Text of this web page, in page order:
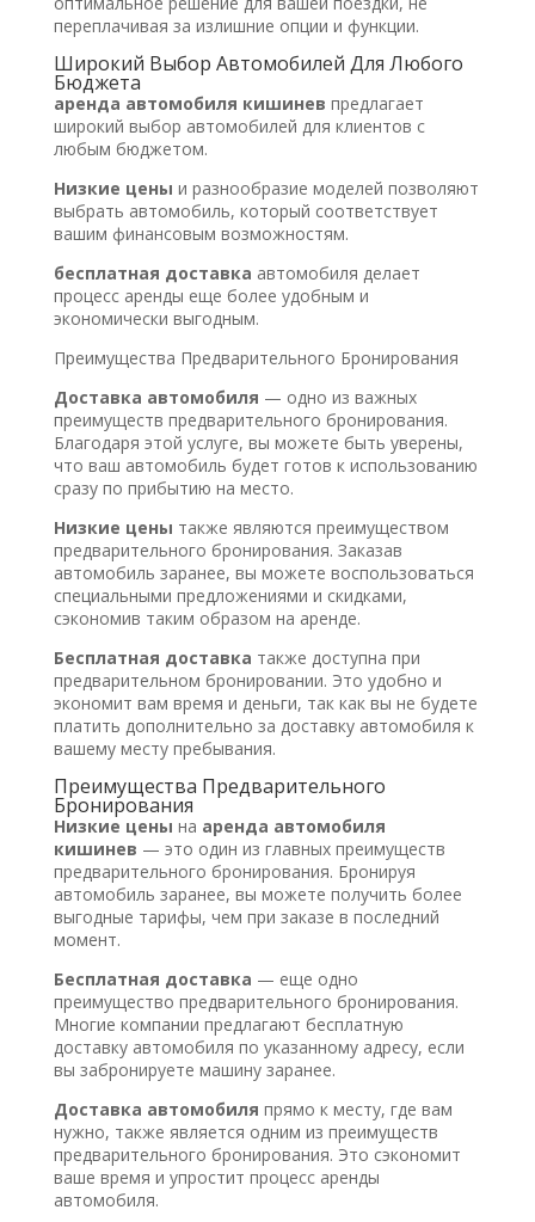
переплачивая за излишние опции и функции.
Широкий Выбор Автомобилей Для Любого
Бюджета
аренда автомобиля кишинев предлагает
широкий выбор автомобилей для клиентов с
любым бюджетом.
Низкие цены и разнообразие моделей позволяют
выбрать автомобиль, который соответствует
вашим финансовым возможностям.
бесплатная доставка автомобиля делает
процесс аренды еще более удобным и
экономически выгодным.
Преимущества Предварительного Бронирования
Доставка автомобиля — одно из важных
преимуществ предварительного бронирования.
Благодаря этой услуге, вы можете быть уверены,
что ваш автомобиль будет готов к использованию
сразу по прибытию на место.
Низкие цены также являются преимуществом
предварительного бронирования. Заказав
автомобиль заранее, вы можете воспользоваться
специальными предложениями и скидками,
сэкономив таким образом на аренде.
Бесплатная доставка также доступна при
предварительном бронировании. Это удобно и
экономит вам время и деньги, так как вы не будете
платить дополнительно за доставку автомобиля к
вашему месту пребывания.
Преимущества Предварительного
Бронирования
Низкие цены на аренда автомобиля
кишинев — это один из главных преимуществ
предварительного бронирования. Бронируя
автомобиль заранее, вы можете получить более
выгодные тарифы, чем при заказе в последний
момент.
Бесплатная доставка — еще одно
преимущество предварительного бронирования.
Многие компании предлагают бесплатную
доставку автомобиля по указанному адресу, если
вы забронируете машину заранее.
Доставка автомобиля прямо к месту, где вам
нужно, также является одним из преимуществ
предварительного бронирования. Это сэкономит
ваше время и упростит процесс аренды
автомобиля.